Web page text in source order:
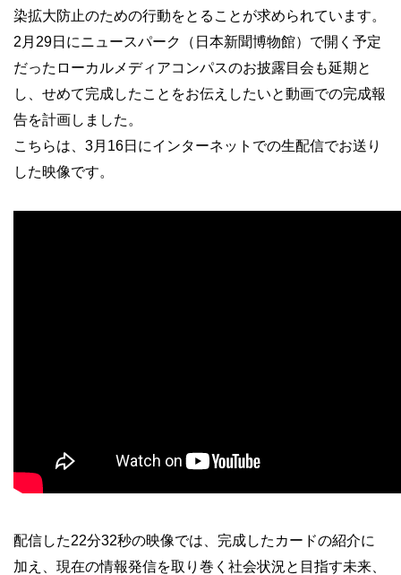
染拡大防止のための行動をとることが求められています。
2月29日にニュースパーク（日本新聞博物館）で開く予定
だったローカルメディアコンパスのお披露目会も延期と
し、せめて完成したことをお伝えしたいと動画での完成報
告を計画しました。
こちらは、3月16日にインターネットでの生配信でお送り
した映像です。
配信した22分32秒の映像では、完成したカードの紹介に
加え、現在の情報発信を取り巻く社会状況と目指す未来、